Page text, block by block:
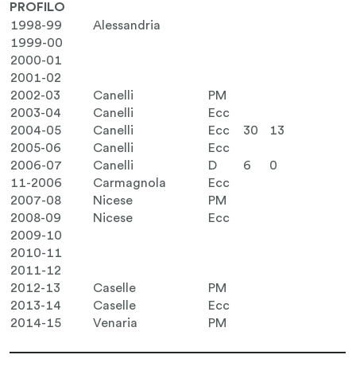
PROFILO
1998-99
Alessandria
1999-00
2000-01
2001-02
2002-03
Canelli
PM
2003-04
Canelli
Ecc
2004-05
Canelli Ecc 30
13
2005-06
Canelli
Ecc
2006-07
Canelli D 6
0
11-2006
Carmagnola
Ecc
2007-08
Nicese
PM
2008-09
Nicese
Ecc
2009-10
2010-11
2011-12
2012-13
Caselle
PM
2013-14
Caselle
Ecc
2014-15
Venaria PM